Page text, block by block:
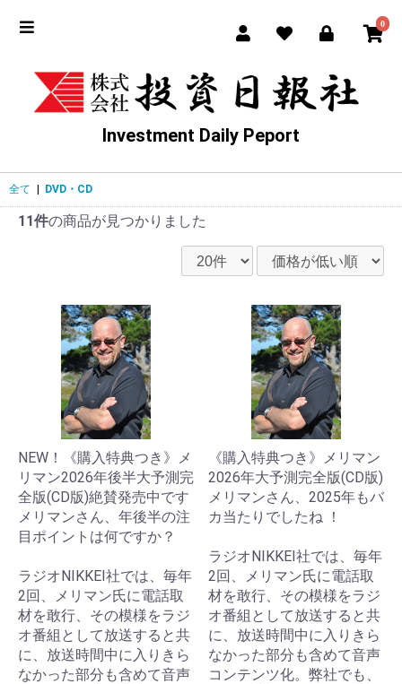
0
Investment Daily Peport
全て | DVD・CD
11件の商品が見つかりました
NEW！《購入特典つき》メ
リマン2026年後半大予測完
全版(CD版)絶賛発売中です
メリマンさん、年後半の注
目ポイントは何ですか？
ラジオNIKKEI社では、毎年
2回、メリマン氏に電話取
材を敢行、その模様をラジ
オ番組として放送すると共
に、放送時間中に入りきら
なかった部分も含めて音声
《購入特典つき》メリマン
2026年大予測完全版(CD版)
メリマンさん、2025年もバ
カ当たりでしたね ！
ラジオNIKKEI社では、毎年
2回、メリマン氏に電話取
材を敢行、その模様をラジ
オ番組として放送すると共
に、放送時間中に入りきら
なかった部分も含めて音声
コンテンツ化。弊社でも、